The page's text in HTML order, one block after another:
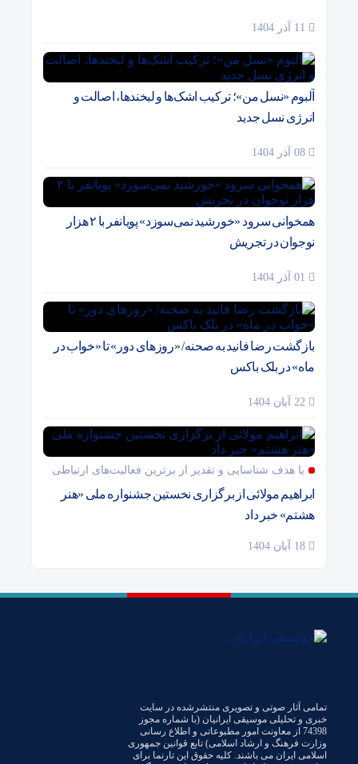
آلبوم «نسل من»؛ ترکیب اشک‌ها و لبخندها، اصالت و
انرژی نسل جدید
همخوانی سرود «خورشید نمی‌سوزد» پویانفر با ۲ هزار
نوجوان در تجریش
بازگشت رضا فانید به صحنه/ «روزهای دور» تا «خواب در
ماه» در بلک باکس
با هدف شناسایی و تقدیر از برترین فعالیت‌های ارتباطی
ابراهیم مولائی از برگزاری نخستین جشنواره ملی «هنر
هشتم» خبر داد
تمامی آثار صوتی و تصویری منتشرشده در سایت
خبری و تحلیلی موسیقی ایرانیان (با شماره مجوز
74398 از معاونت امور مطبوعاتی و اطلاع رسانی
وزارت فرهنگ و ارشاد اسلامی) تابع قوانین جمهوری
اسلامی ایران می باشند. کلیه حقوق این تارنما برای